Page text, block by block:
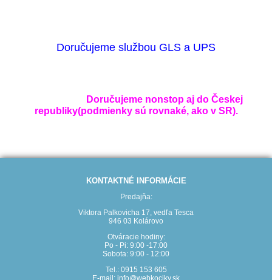
Doručujeme službou GLS a UPS
Doručujeme nonstop aj do Českej
republiky(podmienky sú rovnaké, ako v SR).
KONTAKTNÉ INFORMÁCIE
Predajňa:
Viktora Palkovicha 17, vedľa Tesca
946 03 Kolárovo
Otváracie hodiny:
Po - Pi: 9:00 -17:00
Sobota: 9:00 - 12:00
Tel.: 0915 153 605
E-mail: info@webkociky.sk